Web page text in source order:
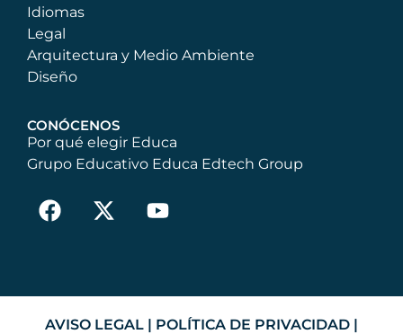
Idiomas
Legal
Arquitectura y Medio Ambiente
Diseño
CONÓCENOS
Por qué elegir Educa
Grupo Educativo Educa Edtech Group
AVISO LEGAL | POLÍTICA DE PRIVACIDAD |